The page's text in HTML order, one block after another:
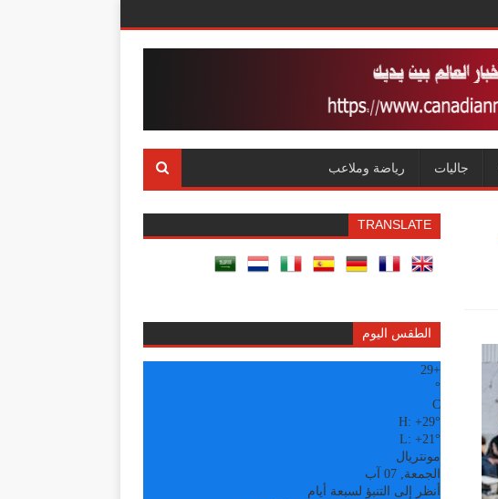
جاليات رياضة وملاعب
TRANSLATE
الطقس اليوم
+
29
°
C
H: +29°
L: +21°
مونتريال
الجمعة, 07 آب
أنظر إلى التنبؤ لسبعة أيام